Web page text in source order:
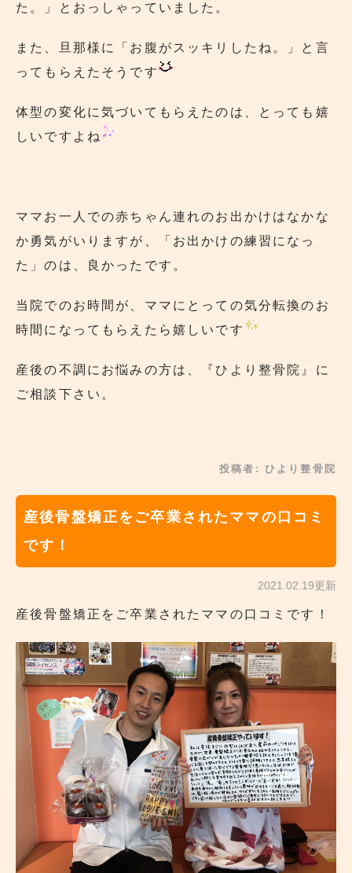
た。」とおっしゃっていました。
また、旦那様に「お腹がスッキリしたね。」と言
ってもらえたそうです
体型の変化に気づいてもらえたのは、とっても嬉
しいですよね
ママお一人での赤ちゃん連れのお出かけはなかな
か勇気がいりますが、「お出かけの練習になっ
た」のは、良かったです。
当院でのお時間が、ママにとっての気分転換のお
時間になってもらえたら嬉しいです
産後の不調にお悩みの方は、 『ひより整骨院』 に
ご相談下さい。
投稿者: ひより整骨院
産後骨盤矯正をご卒業されたママの口コミ
です！
2021.02.19更新
産後骨盤矯正をご卒業されたママの口コミです！